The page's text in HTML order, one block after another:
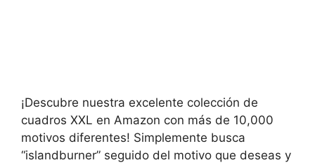
¡Descubre nuestra excelente colección de
cuadros XXL en Amazon con más de 10,000
motivos diferentes! Simplemente busca
“islandburner” seguido del motivo que deseas y